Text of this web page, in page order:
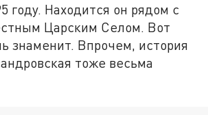
году. Находится он рядом с
Царским Селом. Вот
знаменит. Впрочем, история
тоже весьма